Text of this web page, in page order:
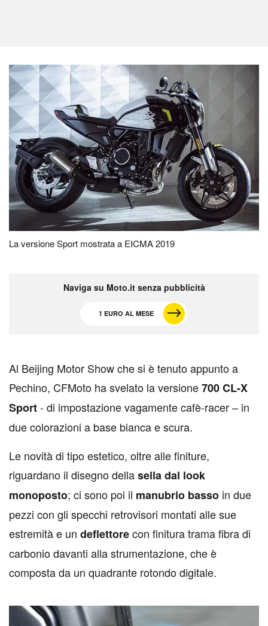
La versione Sport mostrata a EICMA 2019
Naviga su Moto.it senza pubblicità
1 EURO AL MESE
Al Beijing Motor Show che si è tenuto appunto a
Pechino, CFMoto ha svelato la versione700 CL-X
Sport- di impostazione vagamente cafè-racer – in
due colorazioni a base bianca e scura.
Le novità di tipo estetico, oltre alle finiture,
riguardano il disegno dellasella dal look
monoposto; ci sono poi il manubrio basso in due
pezzi con gli specchi retrovisori montati alle sue
estremità e un deflettorecon finitura trama fibra di
carbonio davanti alla strumentazione, che è
composta da un quadrante rotondo digitale.